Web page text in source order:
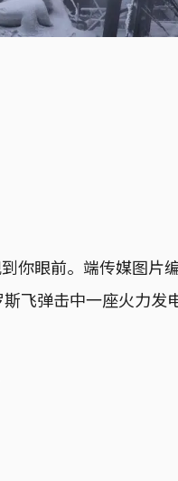
你眼前。端传媒图
飞弹击中一座火力发